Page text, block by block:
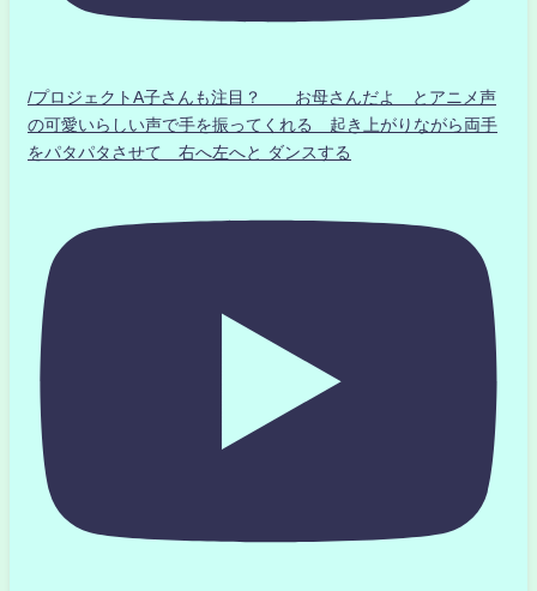
/プロジェクトA子さんも注目？ お母さんだよ とアニメ声
の可愛いらしい声で手を振ってくれる 起き上がりながら両手
をパタパタさせて 右へ左へと ダンスする